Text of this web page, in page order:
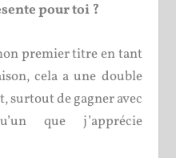
pour toi ?
premier titre en tant
cela a une double
surtout de gagner avec
que j’apprécie